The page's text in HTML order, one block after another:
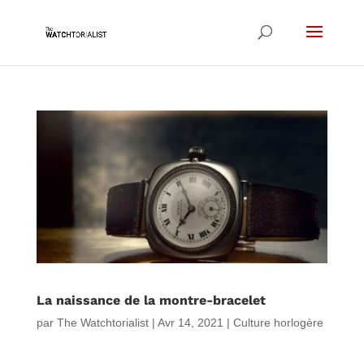
La naissance de la montre-bracelet
par The Watchtorialist| Avr 14, 2021 | Culture horlogère